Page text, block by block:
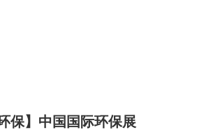
保】中国国际环保展